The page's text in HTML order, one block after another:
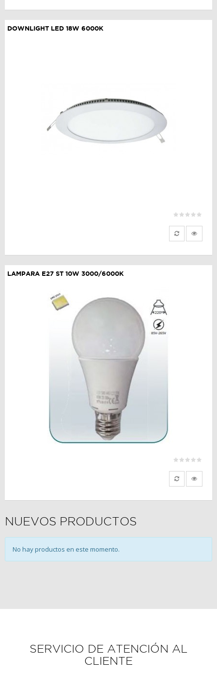
DOWNLIGHT LED 18W 6000K
LAMPARA E27 ST 10W 3000/6000K
NUEVOS PRODUCTOS
No hay productos en este momento.
SERVICIO DE ATENCIÓN AL
CLIENTE